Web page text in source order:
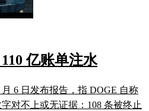
亿账单注水
6 日发布报告，指 DOGE 自称
对不上或无证据：108 条被终止